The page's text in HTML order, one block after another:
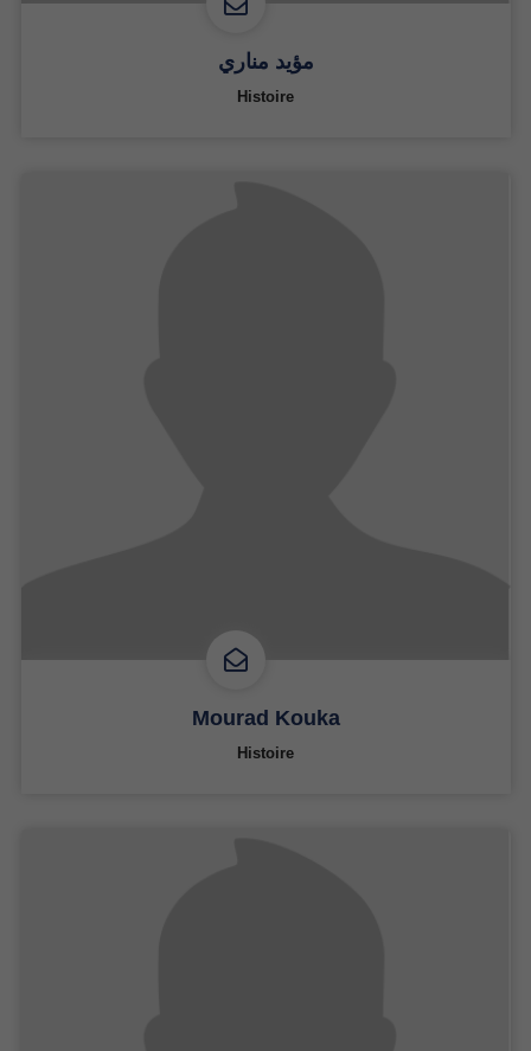
مؤيد مناري
Histoire
Mourad Kouka
Histoire